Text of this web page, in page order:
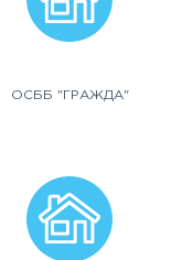
ОСББ "ГРАЖДА"